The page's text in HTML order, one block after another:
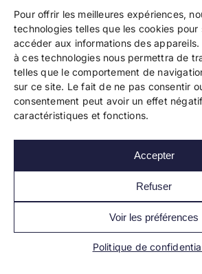
Pour offrir les meilleures expériences,
technologies telles que les cookies
accéder aux informations des
à ces technologies nous permettra de
telles que le comportement de
sur ce site. Le fait de ne pas consentir
consentement peut avoir un effet
caractéristiques et fonctions.
Accepter
Refuser
Voir les préférences
Politique de
Copyright 2024 Bookelis –CGU–
Mentions légales–Politique de
Paiement et sécurité
Les liens essentiels